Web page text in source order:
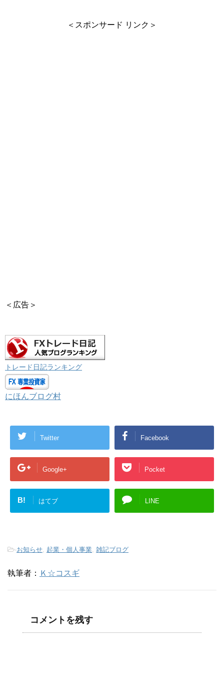
＜スポンサード リンク＞
＜広告＞
トレード日記ランキング
にほんブログ村
Twitter Facebook
Google+ Pocket
B! はてブ LINE
-お知らせ 起業・個人事業 雑記ブログ
執筆者： Ｋ☆コスギ
コメントを残す